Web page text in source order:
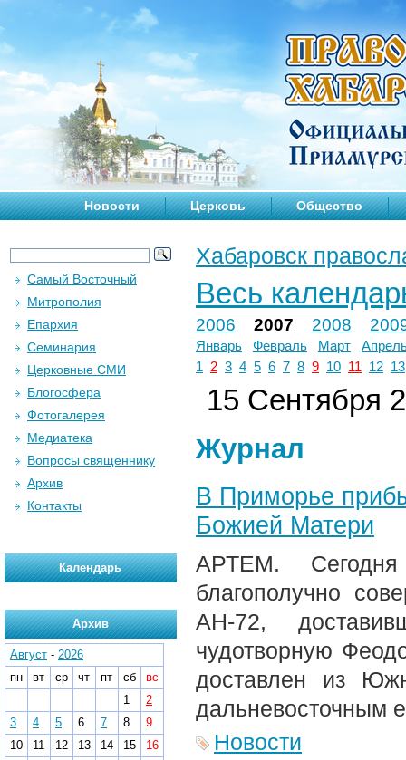
Новости Церковь Общество
Хабаровск
Весь
2006 2007 2008
Январь Февраль Март
1
2 3 4 5 6 7 8 9 10 11 12 13
15 Сентября
Журнал
В Приморье
Божией Матери
АРТЕМ.
благополучно
АН-72,
чудотворную
доставлен из
дальневосточным
Новости
Самый Восточный
Митрополия
Епархия
Семинария
Церковные СМИ
Блогосфера
Фотогалерея
Медиатека
Вопросы священнику
Архив
Контакты
Календарь
Архив
Август - 2026
пн
вт ср чт пт сб
вс
1
2
3
4 5 6 7 8
9
10
11 12 13 14 15
16